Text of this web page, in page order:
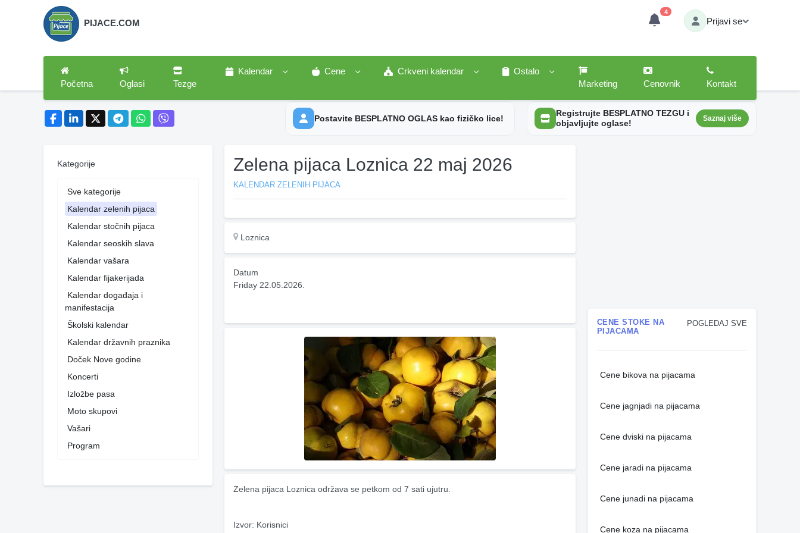
PIJACE.COM
4
Prijavi se
Početna Oglasi Tezge
Kalendar Cene Crkveni kalendar
Ostalo
Marketing
Cenovnik Kontakt
Postavite BESPLATNO OGLAS kao fizičko lice!
Registrujte BESPLATNO TEZGU i
objavljujte oglase!
Saznaj više
Kategorije
Sve kategorije
Kalendar zelenih pijaca
Kalendar stočnih pijaca
Kalendar seoskih slava
Kalendar vašara
Kalendar fijakerijada
Kalendar događaja i
manifestacija
Školski kalendar
Kalendar državnih praznika
Doček Nove godine
Koncerti
Izložbe pasa
Moto skupovi
Vašari
Program
Zelena pijaca Loznica 22 maj 2026
KALENDAR ZELENIH PIJACA
Loznica
Datum
Friday 22.05.2026.
Zelena pijaca Loznica održava se petkom od 7 sati ujutru.
Izvor: Korisnici
POGLEDAJ SVE
CENE STOKE NA
PIJACAMA
Cene bikova na pijacama
Cene jagnjadi na pijacama
Cene dviski na pijacama
Cene jaradi na pijacama
Cene junadi na pijacama
Cene koza na pijacama